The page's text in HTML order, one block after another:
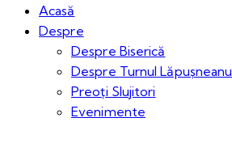
Acasă
Despre
Despre Biserică
Despre Turnul Lăpușneanu
Preoți Slujitori
Evenimente